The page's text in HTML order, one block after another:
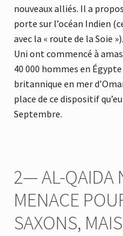
nouveaux alliés. Il a
porte sur l’océan Indien
avec la « route de la Soie
Uni ont commencé à
40 000 hommes en
britannique en mer
place de ce dispositif
Septembre.
2— AL-QAIDA
MENACE
SAXONS,